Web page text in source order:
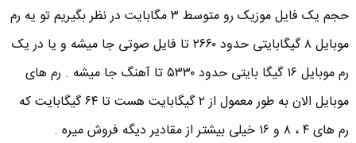
حجم یک فایل موزیک رو متوسط ۳ مگابایت در نظر بگیریم تو یه رم
موبایل ۸ گیگابایتی حدود ۲۶۶۰ تا فایل صوتی جا میشه و یا در یک
رم موبایل ۱۶ گیگا بایتی حدود ۵۳۳۰ تا آهنگ جا میشه . رم های
موبایل الان به طور معمول از ۲ گیگابایت هست تا ۶۴ گیگابایت که
رم های ۴ ، ۸ و ۱۶ خیلی بیشتر از مقادیر دیگه فروش میره .